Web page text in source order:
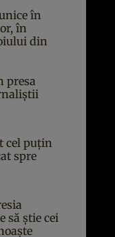
în
în
din
presa
cel puțin
spre
să știe cei